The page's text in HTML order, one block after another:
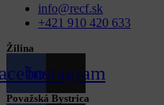
info@recf.sk
+421 910 420 633
Žilina
Instagram
Považská Bystrica